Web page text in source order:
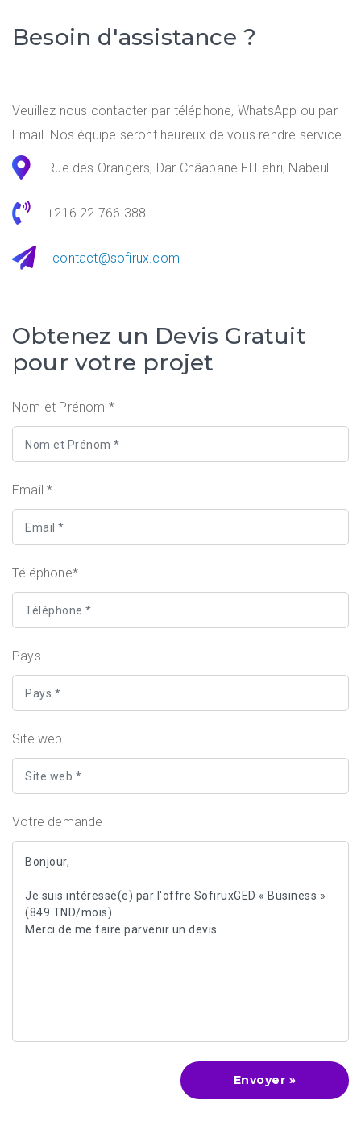
Besoin d'assistance ?
Veuillez nous contacter par téléphone, WhatsApp ou par
Email. Nos équipe seront heureux de vous rendre service
Rue des Orangers, Dar Châabane El Fehri, Nabeul
+216 22 766 388
contact@sofirux.com
Obtenez un Devis Gratuit
pour votre projet
Nom et Prénom *
Email *
Téléphone*
Pays
Site web
Votre demande
Envoyer »